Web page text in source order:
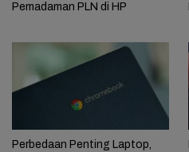
Pemadaman PLN di HP
Perbedaan Penting Laptop,